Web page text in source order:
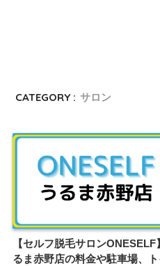
CATEGORY : サロン
【セルフ脱毛サロンONESELF
るま赤野店の料金や駐車場、